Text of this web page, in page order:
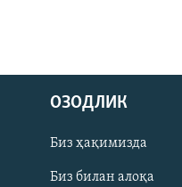
На русском
ИЖТИМОИЙ ТАРМОҚЛАР
ОЗОДЛИК
Биз ҳақимизда
Биз билан алоқа